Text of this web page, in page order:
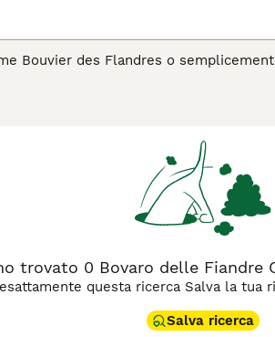
Bouvier des Flandres o
cane da lavoro per la conduzione
e guardia. Richiede esercizio
la sua dimensione possente, ha un
sia la scelta giusta per te, leggi la
trovato 0 Bovaro delle Fiandre
questa ricerca Salva la tua
Salva ricerca